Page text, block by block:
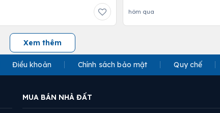
hôm qua
Xem thêm
Điều khoản Chính sách bảo mật Quy chế
MUA BÁN NHÀ ĐẤT